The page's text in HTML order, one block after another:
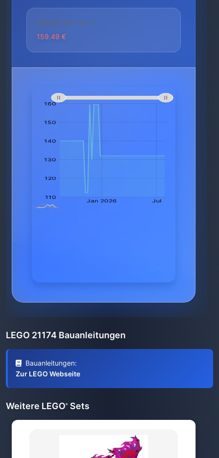
HÖCHSTER PREIS
159.49 €
LEGO 21174 Bauanleitungen
Bauanleitungen:
Zur LEGO Webseite
Weitere LEGO® Sets